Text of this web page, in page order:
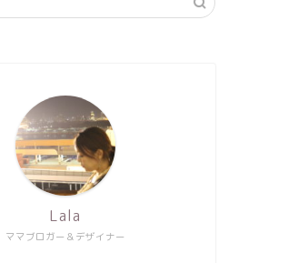
ママブロガー＆デザイナー
Lala